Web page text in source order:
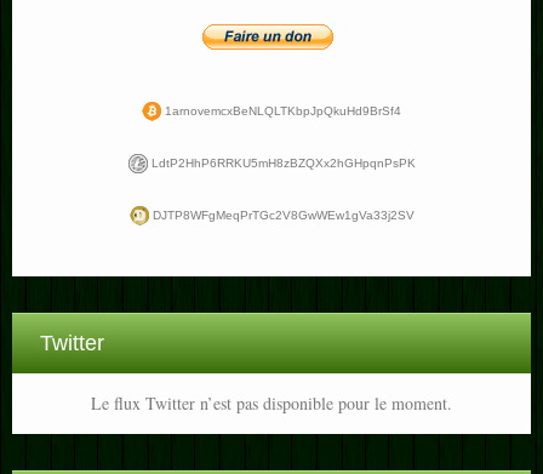
1arnovemcxBeNLQLTKbpJpQkuHd9BrSf4
LdtP2HhP6RRKU5mH8zBZQXx2hGHpqnPsPK
DJTP8WFgMeqPrTGc2V8GwWEw1gVa33j2SV
Twitter
Le flux Twitter n’est pas disponible pour le moment.